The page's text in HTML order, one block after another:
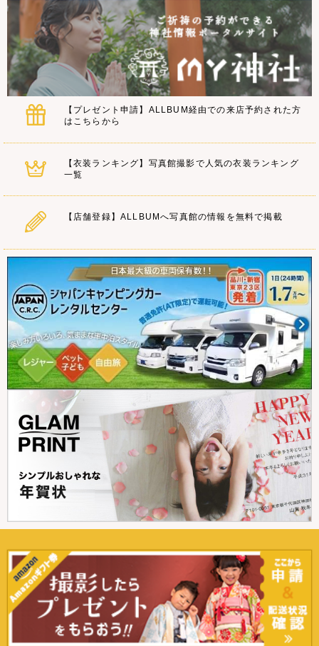
【プレゼント申請】ALLBUM経由での来店予約された方
はこちらから
【衣装ランキング】写真館撮影で人気の衣装ランキング
一覧
【店舗登録】ALLBUMへ写真館の情報を無料で掲載